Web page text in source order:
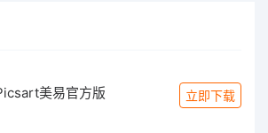
美易官方版 立即下载